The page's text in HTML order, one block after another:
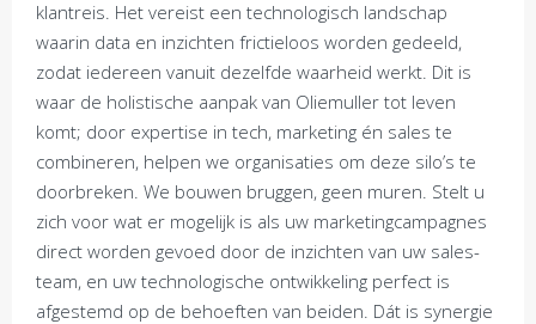
klantreis. Het vereist een technologisch landschap
waarin data en inzichten frictieloos worden gedeeld,
zodat iedereen vanuit dezelfde waarheid werkt. Dit is
waar de holistische aanpak van Oliemuller tot leven
komt; door expertise in tech, marketing én sales te
combineren, helpen we organisaties om deze silo’s te
doorbreken. We bouwen bruggen, geen muren. Stelt u
zich voor wat er mogelijk is als uw marketingcampagnes
direct worden gevoed door de inzichten van uw sales-
team, en uw technologische ontwikkeling perfect is
afgestemd op de behoeften van beiden. Dát is synergie